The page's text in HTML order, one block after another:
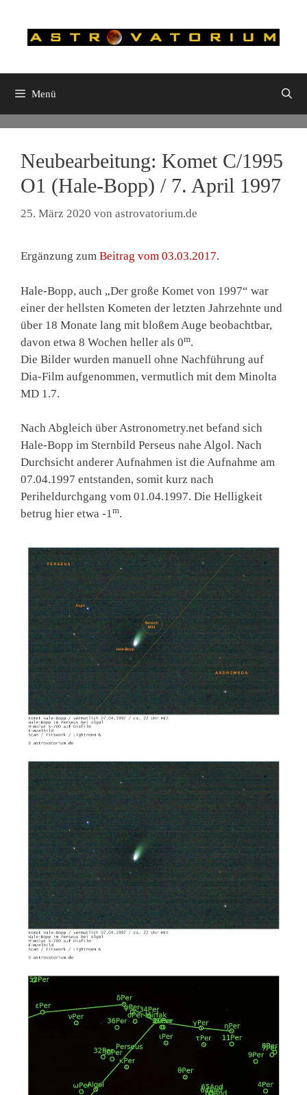
springen
Menü
Neubearbeitung: Komet C/1995
O1 (Hale-Bopp) / 7. April 1997
25. März 2020 von astrovatorium.de
Ergänzung zum Beitrag vom 03.03.2017.
Hale-Bopp, auch „Der große Komet von 1997“ war
einer der hellsten Kometen der letzten Jahrzehnte und
über 18 Monate lang mit bloßem Auge beobachtbar,
davon etwa 8 Wochen heller als 0m.
Die Bilder wurden manuell ohne Nachführung auf
Dia-Film aufgenommen, vermutlich mit dem Minolta
MD 1.7.
Nach Abgleich über Astronometry.net befand sich
Hale-Bopp im Sternbild Perseus nahe Algol. Nach
Durchsicht anderer Aufnahmen ist die Aufnahme am
07.04.1997 entstanden, somit kurz nach
Periheldurchgang vom 01.04.1997. Die Helligkeit
betrug hier etwa -1m.